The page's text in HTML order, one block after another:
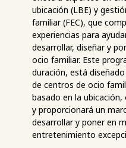
ubicación (LBE) y
familiar (FEC), que
experiencias para
desarrollar, diseñar y
ocio familiar. Este
duración, está
de centros de ocio
basado en la
y proporcionará un
desarrollar y poner en
entretenimiento